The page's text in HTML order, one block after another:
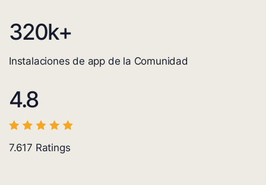
320k+
Instalaciones de app de la Comunidad
4.8
7.617 Ratings